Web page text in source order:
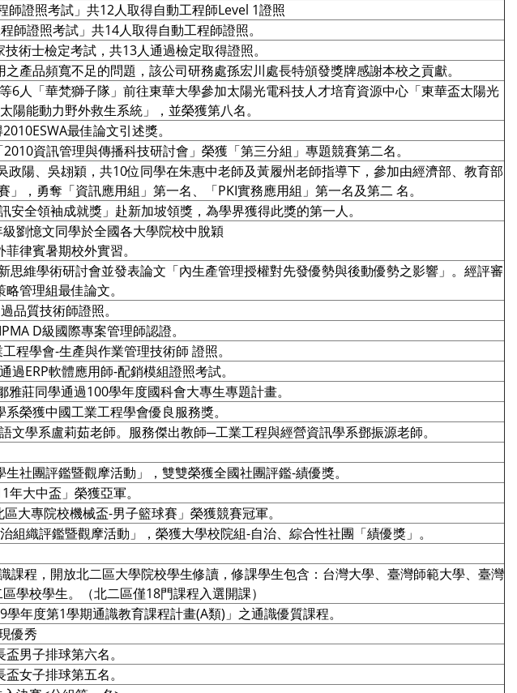
證照考試」共12人取得自動工程師Level 1證照
師證照考試」共14人取得自動工程師證照。
術士檢定考試，共13人通過檢定取得證照。
產品頻寬不足的問題，該公司研務處孫宏川處長特頒發獎牌感謝本校之貢獻。
人「華梵獅子隊」前往東華大學參加太陽光電科技人才培育資源中心「東華盃太陽光
能動力野外救生系統」，並榮獲第八名。
最佳論文引述獎。
資訊管理與傳播科技研討會」榮獲「第三分組」專題競賽第二名。
陽、吳翃穎，共10位同學在朱惠中老師及黃履州老師指導下，參加由經濟部、教育部
，勇奪「資訊應用組」第一名、「PKI實務應用組」第一名及第二 名。
全領袖成就獎」赴新加坡領獎，為學界獲得此獎的第一人。
劉憶文同學於全國各大學院校中脫穎
律賓暑期校外實習。
維學術研討會並發表論文「內生產管理授權對先發優勢與後動優勢之影響」。經評審
管理組最佳論文。
品質技術師證照。
D級國際專案管理師認證。
程學會-生產與作業管理技術師 證照。
ERP軟體應用師-配銷模組證照考試。
莊同學通過100學年度國科會大專生專題計畫。
榮獲中國工業工程學會優良服務獎。
學系盧莉茹老師。服務傑出教師─工業工程與經營資訊學系鄧振源老師。
社團評鑑暨觀摩活動」，雙雙榮獲全國社團評鑑-績優獎。
大中盃」榮獲亞軍。
大專院校機械盃-男子籃球賽」榮獲競賽冠軍。
織評鑑暨觀摩活動」，榮獲大學校院組-自治、綜合性社團「績優獎」。
程，開放北二區大學院校學生修讀，修課學生包含：台灣大學、臺灣師範大學、臺灣
學校學生。（北二區僅18門課程入選開課）
年度第1學期通識教育課程計畫(A類)」之通識優質課程。
優秀
男子排球第六名。
女子排球第五名。